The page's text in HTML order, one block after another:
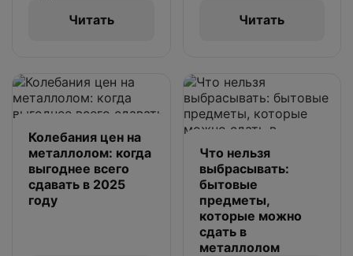
Читать
Читать
Колебания цен на
металлолом: когда
выгоднее всего
сдавать в 2025
году
Что нельзя
выбрасывать:
бытовые
предметы,
которые можно
сдать в
металлолом